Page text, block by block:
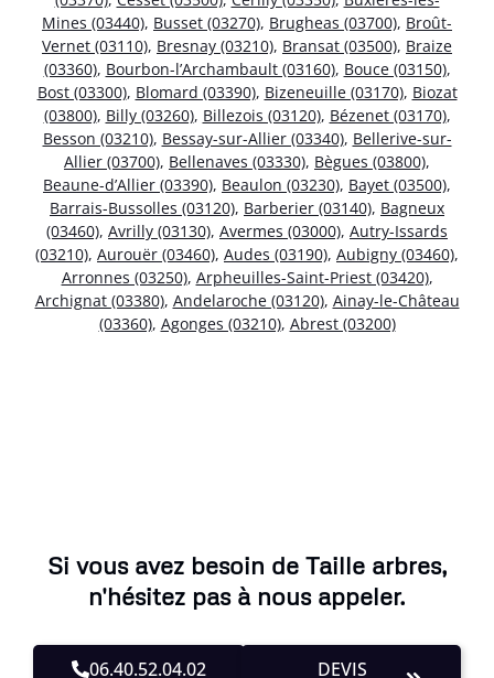
Mines (03440), Busset (03270), Brugheas (03700), Broût-
Vernet (03110), Bresnay (03210), Bransat (03500), Braize
(03360), Bourbon-l’Archambault (03160), Bouce (03150),
Bost (03300), Blomard (03390), Bizeneuille (03170), Biozat
(03800), Billy (03260), Billezois (03120), Bézenet (03170),
Besson (03210), Bessay-sur-Allier (03340), Bellerive-sur-
Allier (03700), Bellenaves (03330), Bègues (03800),
Beaune-d’Allier (03390), Beaulon (03230), Bayet (03500),
Barrais-Bussolles (03120), Barberier (03140), Bagneux
(03460), Avrilly (03130), Avermes (03000), Autry-Issards
(03210), Aurouër (03460), Audes (03190), Aubigny (03460),
Arronnes (03250), Arpheuilles-Saint-Priest (03420),
Archignat (03380), Andelaroche (03120), Ainay-le-Château
(03360), Agonges (03210), Abrest (03200)
Si vous avez besoin de Taille arbres,
n'hésitez pas à nous appeler.
06.40.52.04.02 DEVIS